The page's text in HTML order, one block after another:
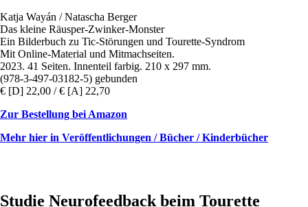
Katja Wayán / Natascha Berger
Das kleine Räusper-Zwinker-Monster
Ein Bilderbuch zu Tic-Störungen und Tourette-Syndrom
Mit Online-Material und Mitmachseiten.
2023. 41 Seiten. Innenteil farbig. 210 x 297 mm.
(978-3-497-03182-5) gebunden
€ [D] 22,00 / € [A] 22,70
Zur Bestellung bei Amazon
Mehr hier in Veröffentlichungen / Bücher / Kinderbücher
Studie Neurofeedback beim Tourette